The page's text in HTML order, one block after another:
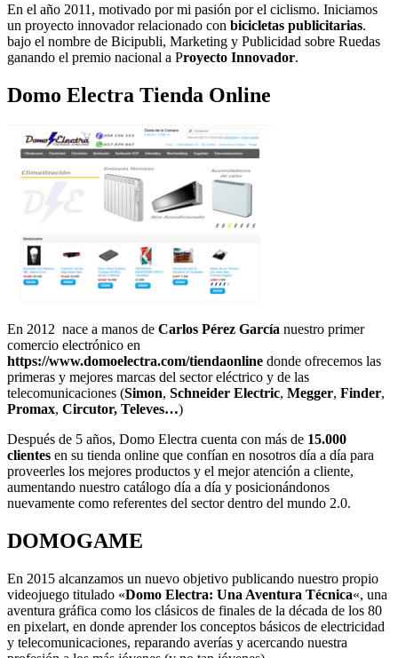
En el año 2011, motivado por mi pasión por el ciclismo. Iniciamos
un proyecto innovador relacionado con bicicletas publicitarias.
bajo el nombre de Bicipubli, Marketing y Publicidad sobre Ruedas
ganando el premio nacional a Proyecto Innovador.
Domo Electra Tienda Online
En 2012 nace a manos de Carlos Pérez García nuestro primer
comercio electrónico en
https://www.domoelectra.com/tiendaonline donde ofrecemos las
primeras y mejores marcas del sector eléctrico y de las
telecomunicaciones (Simon, Schneider Electric, Megger, Finder,
Promax, Circutor, Televes…)
Después de 5 años, Domo Electra cuenta con más de 15.000
clientes en su tienda online que confían en nosotros día a día para
proveerles los mejores productos y el mejor atención a cliente,
aumentando nuestro catálogo día a día y posicionándonos
nuevamente como referentes del sector dentro del mundo 2.0.
DOMOGAME
En 2015 alcanzamos un nuevo objetivo publicando nuestro propio
videojuego titulado «Domo Electra: Una Aventura Técnica«, una
aventura gráfica como los clásicos de finales de la década de los 80
en pixelart, en donde aprender los conceptos básicos de electricidad
y telecomunicaciones, reparando averías y acercando nuestra